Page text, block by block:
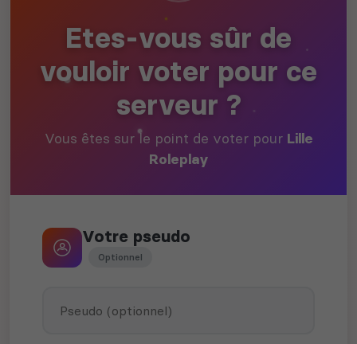
Etes-vous sûr de
vouloir voter pour ce
serveur ?
Vous êtes sur le point de voter pour Lille
Roleplay
Votre pseudo
Optionnel